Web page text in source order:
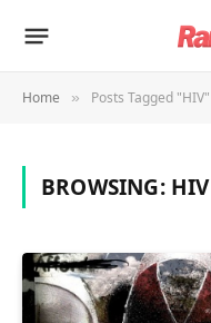
Home » Posts Tagged "HIV"
BROWSING: HIV